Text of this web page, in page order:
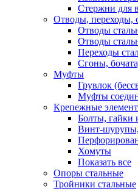
Стержни для
Отводы, переходы,
Отводы
Отводы
Переходы
Сгоны,
Муфты
Грувлок
Муфты
Крепежные
Болты, гайки
Винт-
Хомуты
Показать все
Опоры стальные
Тройники стальные